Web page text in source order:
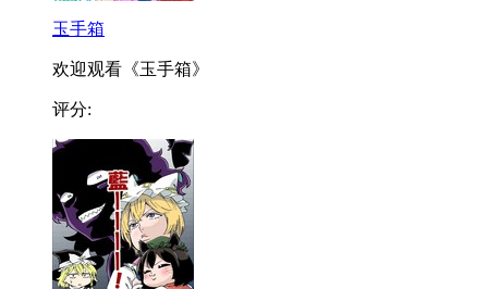
玉手箱
欢迎观看《玉手箱》
评分: